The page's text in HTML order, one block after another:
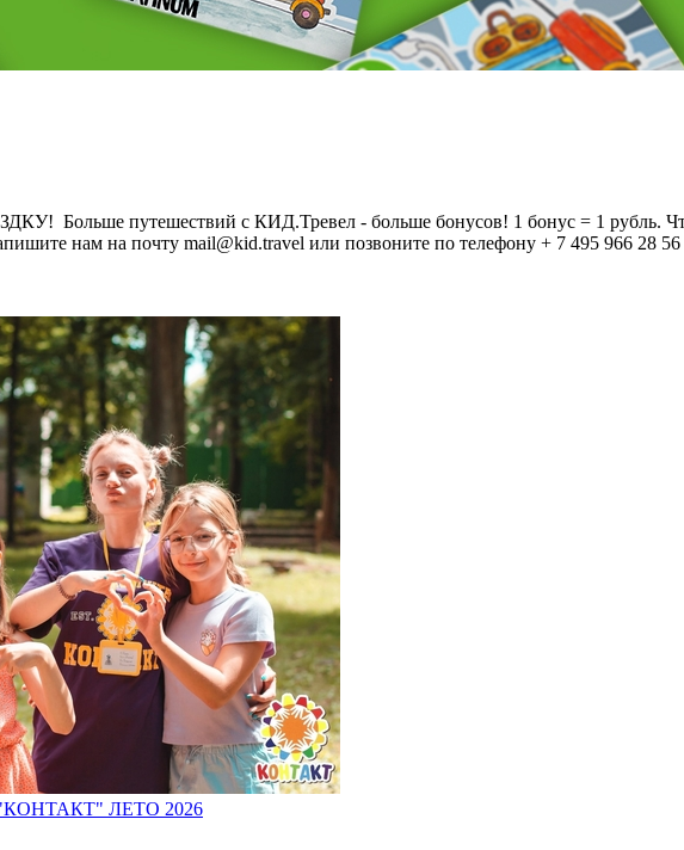
путешествий с КИД.Тревел - больше бонусов! 1 бонус = 1 рубль. Чтобы
нам на почту mail@kid.travel или позвоните по телефону + 7 495 966 28 56
"КОНТАКТ" ЛЕТО 2026